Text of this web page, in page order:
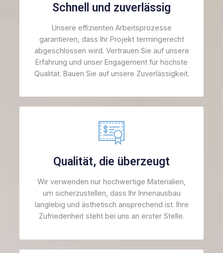
Schnell und zuverlässig
Unsere effizienten Arbeitsprozesse
garantieren, dass Ihr Projekt termingerecht
abgeschlossen wird. Vertrauen Sie auf unsere
Erfahrung und unser Engagement für höchste
Qualität. Bauen Sie auf unsere Zuverlässigkeit.
Qualität, die überzeugt
Wir verwenden nur hochwertige Materialien,
um sicherzustellen, dass Ihr Innenausbau
langlebig und ästhetisch ansprechend ist. Ihre
Zufriedenheit steht bei uns an erster Stelle.